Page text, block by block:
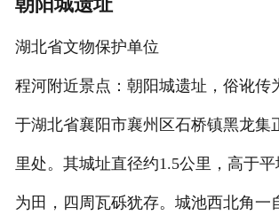
朝阳城遗址
湖北省文物保护单位
程河附近景点：朝阳城遗址，俗讹传
于湖北省襄阳市襄州区石桥镇黑龙集
里处。其城址直径约1.5公里，高于
为田，四周瓦砾犹存。城池西北角一